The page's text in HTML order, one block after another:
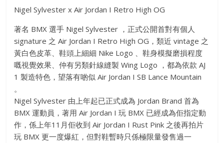
Nigel Sylvester x Air Jordan I Retro High OG
著名 BMX 選手 Nigel Sylvester ，正式公開首對有個人
signature 之 Air Jordan I Retro High OG，類近 vintage 之
黃白色皮革、鞋頭上細細 Nike Logo 、鞋身模擬磨損程度
嘅視覺效果、仲有另類針線縫製 Wing Logo ，都為依款 AJ
1 製造特色，望落有啲似 Air Jordan I SB Lance Mountain
。
Nigel Sylvester 由上年起已正式成為 Jordan Brand 首為
BMX 運動員，著用 Air Jordan I 玩 BMX 已經成為佢指定動
作，係上年11月佢收到 Air Jordan I Rust Pink 之後再拍片
玩 BMX 更一度爆紅，但對鞋暫時只係極限量發售過一